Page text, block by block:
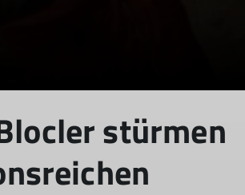
stürmen